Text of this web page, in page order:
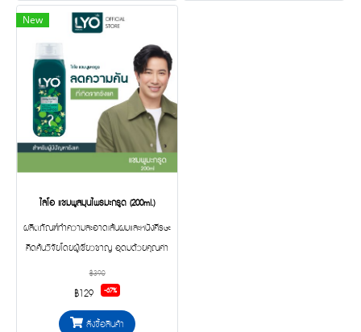
New
ไลโอ แชมพูสมุนไพรมะกรูด (200ml.)
ผลิตภัณฑ์ทำความสะอาดเส้นผมและหนังศีรษะ
คิดค้นวิจัยโดยผู้เชี่ยวชาญ อุดมด้วยคุณค่า
จากมะกรูด นำมันจมูกข้าวสำลี ถั่วลันเตา
น้ำมันลาเวนเดอร์ และวิตามินอี
฿390
฿129 -67%
สั่งซื้อสินค้า